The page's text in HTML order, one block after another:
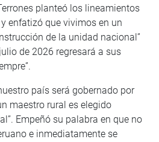
planteó los lineamientos
enfatizó que vivimos en un
de la unidad nacional”
de 2026 regresará a sus
país será gobernado por
maestro rural es elegido
Empeñó su palabra en que no
e inmediatamente se